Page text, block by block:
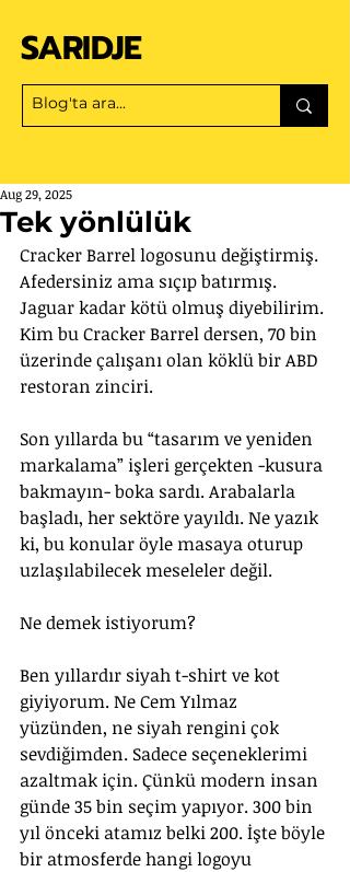
SARIDJE
Tek yönlülük
Aug 29, 2025
Cracker Barrel logosunu değiştirmiş.
Afedersiniz ama sıçıp batırmış.
Jaguar kadar kötü olmuş diyebilirim.
Kim bu Cracker Barrel dersen, 70 bin
üzerinde çalışanı olan köklü bir ABD
restoran zinciri.
Son yıllarda bu “tasarım ve yeniden
markalama” işleri gerçekten -kusura
bakmayın- boka sardı. Arabalarla
başladı, her sektöre yayıldı. Ne yazık
ki, bu konular öyle masaya oturup
uzlaşılabilecek meseleler değil.
Ne demek istiyorum?
Ben yıllardır siyah t-shirt ve kot
giyiyorum. Ne Cem Yılmaz
yüzünden, ne siyah rengini çok
sevdiğimden. Sadece seçeneklerimi
azaltmak için. Çünkü modern insan
günde 35 bin seçim yapıyor. 300 bin
yıl önceki atamız belki 200. İşte böyle
bir atmosferde hangi logoyu